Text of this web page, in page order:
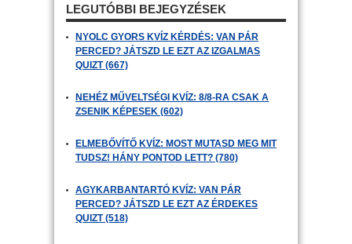
LEGUTÓBBI BEJEGYZÉSEK
NYOLC GYORS KVÍZ KÉRDÉS: VAN PÁR
PERCED? JÁTSZD LE EZT AZ IZGALMAS
QUIZT (667)
NEHÉZ MŰVELTSÉGI KVÍZ: 8/8-RA CSAK A
ZSENIK KÉPESEK (602)
ELMEBŐVÍTŐ KVÍZ: MOST MUTASD MEG MIT
TUDSZ! HÁNY PONTOD LETT? (780)
AGYKARBANTARTÓ KVÍZ: VAN PÁR
PERCED? JÁTSZD LE EZT AZ ÉRDEKES
QUIZT (518)